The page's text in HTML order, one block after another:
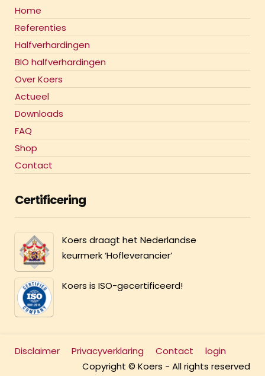
Home
Referenties
Halfverhardingen
BIO halfverhardingen
Over Koers
Actueel
Downloads
FAQ
Shop
Contact
Certificering
Koers draagt het Nederlandse
keurmerk ‘Hofleverancier’
Koers is ISO-gecertificeerd!
Disclaimer Privacyverklaring Contact
login
Copyright © Koers - All rights reserved